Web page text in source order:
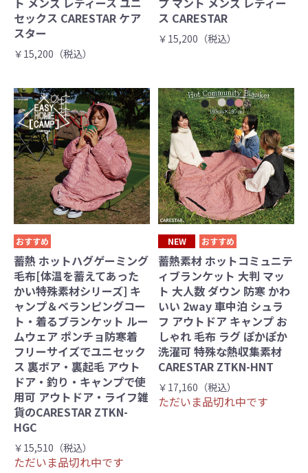
セックス CARESTAR ケア
スター
￥15,200（税込）
ス CARESTAR
￥15,200（税込）
おすすめ
蓄熱 ホットハグゲーミング
毛布[体温を蓄えてあった
かい特殊素材シリーズ] キ
ャンプ＆ベランピングコー
ト・着るブランケット ルー
ムウェア ポンチョ防寒着
フリーサイズでユニセック
ス 裏ボア・裏起毛 アウト
ドア・釣り・キャンプで使
用可 アウトドア・ライフ雑
貨のCARESTAR ZTKN-
HGC
￥15,510（税込）
ただいま品切れ中です
NEW おすすめ
蓄熱素材 ホットコミュニテ
ィブランケット 大判 マッ
ト 大人数 ダウン 防寒 かわ
いい 2way 車中泊 シュラ
フ アウトドア キャンプ お
しゃれ 毛布 ラグ ぽかぽか
洗濯可 特殊な熱収集素材
CARESTAR ZTKN-HNT
￥17,160（税込）
ただいま品切れ中です